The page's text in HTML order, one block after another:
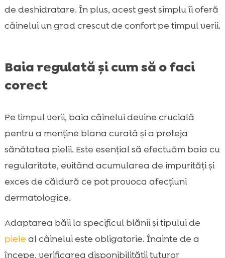
de deshidratare. În plus, acest gest simplu îi oferă
câinelui un grad crescut de confort pe timpul verii.
Baia regulată și cum să o faci
corect
Pe timpul verii, baia câinelui devine crucială
pentru a menține blana curată și a proteja
sănătatea pielii. Este esențial să efectuăm baia cu
regularitate, evitând acumularea de impurități și
exces de căldură ce pot provoca afecțiuni
dermatologice.
Adaptarea băii la specificul blănii și tipului de
piele al câinelui este obligatorie. Înainte de a
începe, verificarea disponibilității tuturor